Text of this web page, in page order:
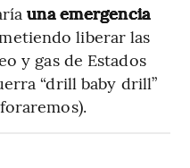
una emergencia
liberar las
y gas de Estados
“drill baby drill”